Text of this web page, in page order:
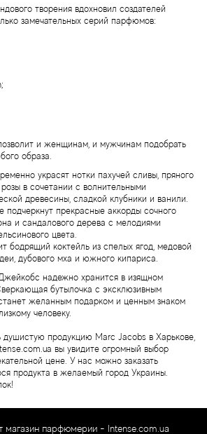
творения вдохновил создателей
замечательных серий парфюмов:
и женщинам, и мужчинам подобрать
образа.
украсят нотки пахучей сливы, пряного
в сочетании с волнительными
древесины, сладкой клубники и ванили.
подчеркнут прекрасные аккорды сочного
и сандалового дерева с мелодиями
цвета.
бодрящий коктейль из спелых ягод, медовой
дубового мха и южного кипариса.
надежно хранится в изящном
бутылочка с эксклюзивным
желанным подарком и ценным знаком
человеку.
продукцию Marc Jacobs в Харькове,
вы увидите огромный выбор
цене. У нас можно заказать
продукта в желаемый город Украины.
магазин парфюмерии - Intense.com.ua
Celle